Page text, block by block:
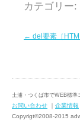
カテゴリー:
← del要素［
土浦・つくば市でWEB標
お問い合わせ ｜ 企業情報
Copyrigt©2008-2015